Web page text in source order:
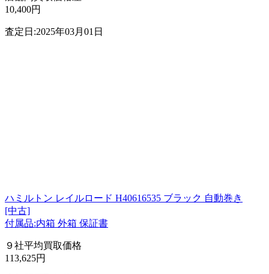
10,400円
査定日:2025年03月01日
ハミルトン レイルロード H40616535 ブラック 自動巻き
[中古]
付属品:内箱 外箱 保証書
９社平均買取価格
113,625円